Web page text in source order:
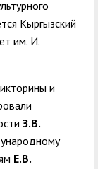
Кыргызский
им. И.
и
З.В.
Е.В.